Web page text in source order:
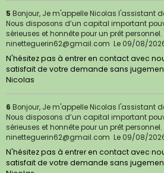
5 Bonjour, Je m'appelle Nicolas l'assistant de
Nous disposons d’un capital important
sérieuses et honnête pour un prêt
ninetteguerin62@gmail.com Le 09/08/
N'hésitez pas à entrer en contact avec
satisfait de votre demande sans
Nicolas
6 Bonjour, Je m'appelle Nicolas l'assistant de
Nous disposons d’un capital important
sérieuses et honnête pour un prêt
ninetteguerin62@gmail.com Le 09/08/
N'hésitez pas à entrer en contact avec
satisfait de votre demande sans